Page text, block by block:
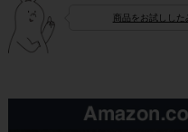
商品をお試しし